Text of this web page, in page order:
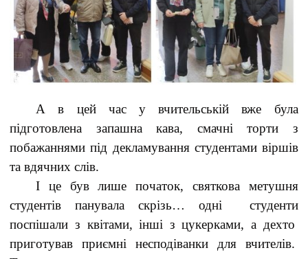
А в цей час у вчительській вже була
підготовлена запашна кава, смачні торти з
побажаннями під декламування студентами віршів
та вдячних слів.
І це був лише початок, святкова метушня
студентів панувала скрізь… одні студенти
поспішали з квітами, інші з цукерками, а дехто
приготував приємні несподіванки для вчителів.